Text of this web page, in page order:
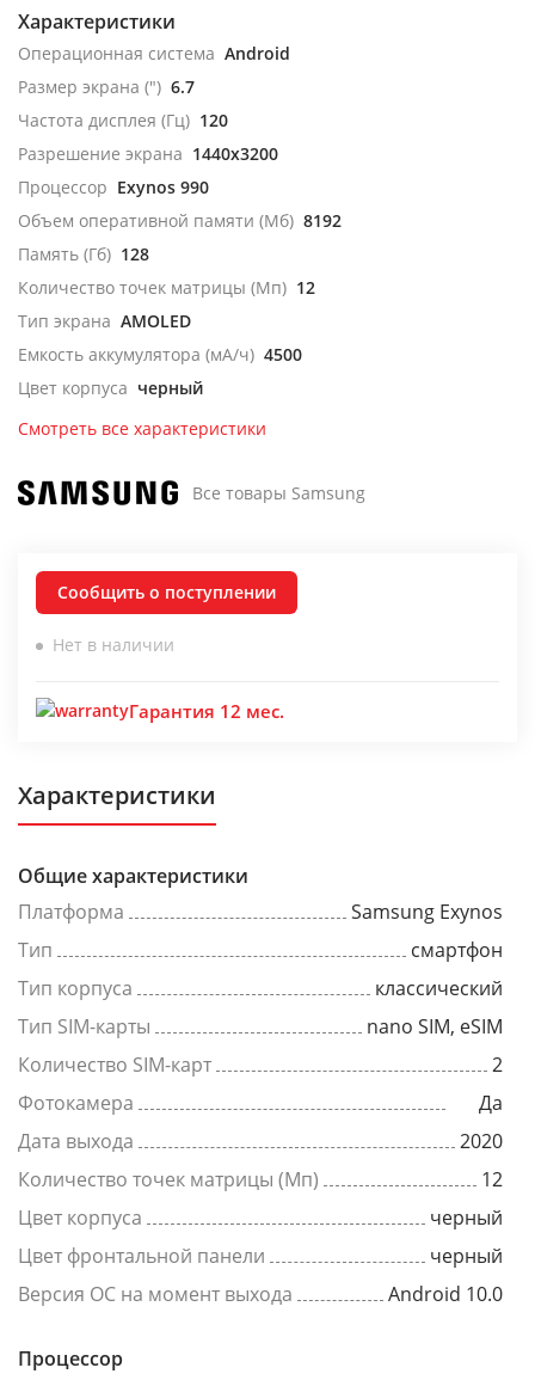
Характеристики
Операционная система Android
Размер экрана (") 6.7
Частота дисплея (Гц) 120
Разрешение экрана 1440x3200
Процессор Exynos 990
Объем оперативной памяти (Мб) 8192
Память (Гб) 128
Количество точек матрицы (Мп) 12
Тип экрана AMOLED
Емкость аккумулятора (мА/ч) 4500
Цвет корпуса черный
Смотреть все характеристики
Все товары Samsung
Сообщить о поступлении
Нет в наличии
Гарантия 12 мес.
Характеристики
Общие характеристики
Платформа
Samsung Exynos
Тип
смартфон
Тип корпуса
классический
Тип SIM-карты
nano SIM, eSIM
Количество SIM-карт
2
Фотокамера
Да
Дата выхода
2020
Количество точек матрицы (Мп)
12
Цвет корпуса
черный
Цвет фронтальной панели
черный
Версия ОС на момент выхода
Android 10.0
Процессор